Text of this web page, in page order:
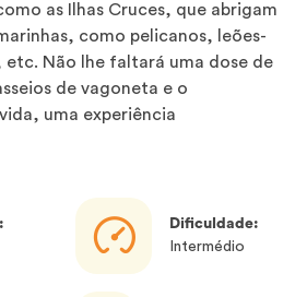
as Ilhas Cruces, que abrigam
como pelicanos, leões-
etc. Não lhe faltará uma dose de
de vagoneta e o
uma experiência
Dificuldade:
Intermédio